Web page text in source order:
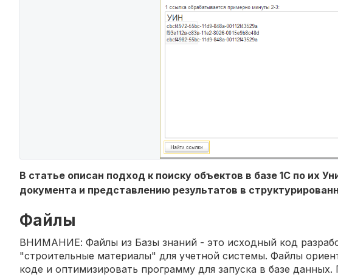
В статье описан подход к поиску объектов в базе 1С по их
документа и представлению результатов в
Файлы
ВНИМАНИЕ: Файлы из Базы знаний - это исходный код
"строительные материалы" для учетной системы. Файлы
коде и оптимизировать программу для запуска в базе